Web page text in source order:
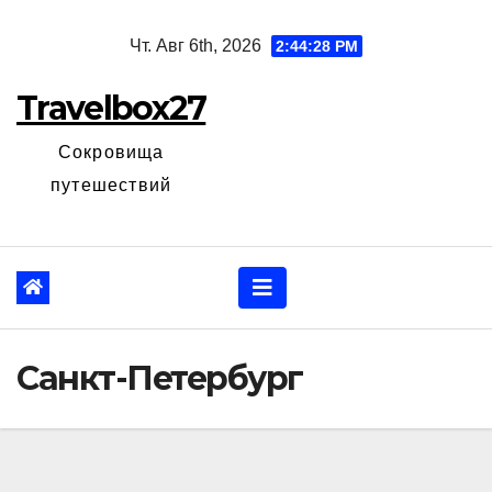
Чт. Авг 6th, 2026 2:44:29 PM
Travelbox27
Сокровища
путешествий
Санкт-Петербург